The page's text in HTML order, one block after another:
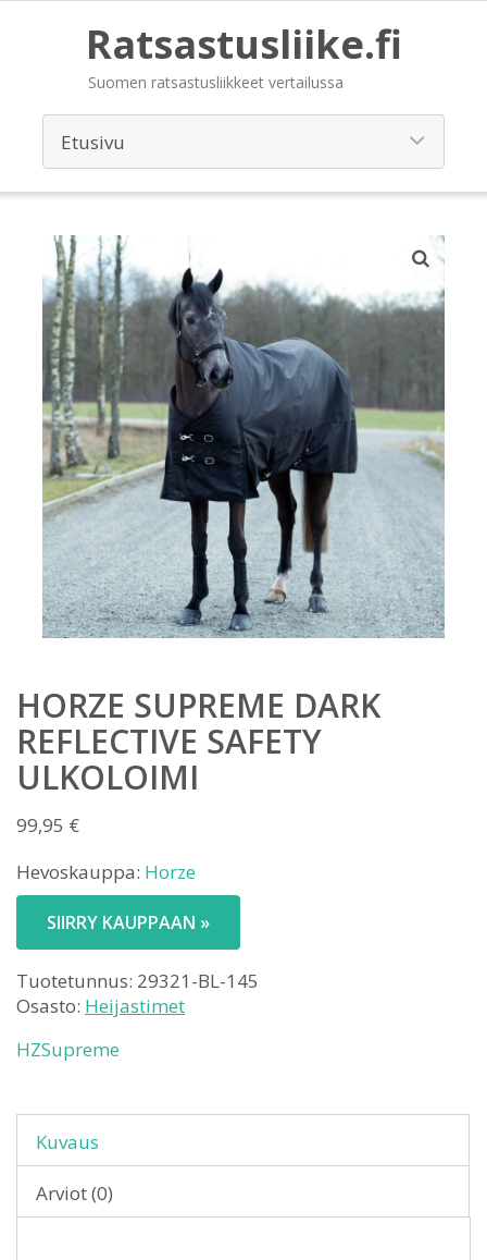
Ratsastusliike.fi
Suomen ratsastusliikkeet vertailussa
HORZE SUPREME DARK
REFLECTIVE SAFETY
ULKOLOIMI
99,95 €
Hevoskauppa: Horze
SIIRRY KAUPPAAN »
Tuotetunnus: 29321-BL-145
Osasto: Heijastimet
HZSupreme
Kuvaus
Arviot (0)